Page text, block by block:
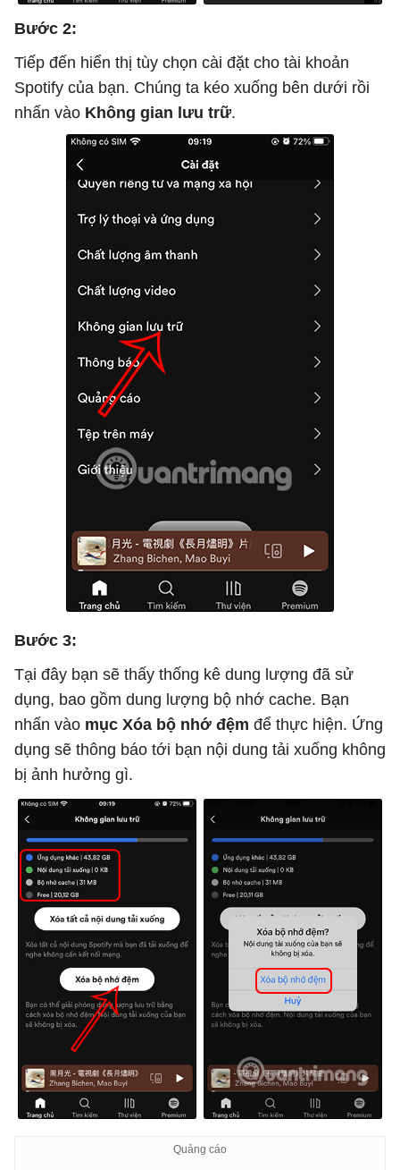
Bước 2:
Tiếp đến hiển thị tùy chọn cài đặt cho tài khoản
Spotify của bạn. Chúng ta kéo xuống bên dưới rồi
nhấn vào Không gian lưu trữ.
Bước 3:
Tại đây bạn sẽ thấy thống kê dung lượng đã sử
dụng, bao gồm dung lượng bộ nhớ cache. Bạn
nhấn vào mục Xóa bộ nhớ đệm để thực hiện. Ứng
dụng sẽ thông báo tới bạn nội dung tải xuống không
bị ảnh hưởng gì.